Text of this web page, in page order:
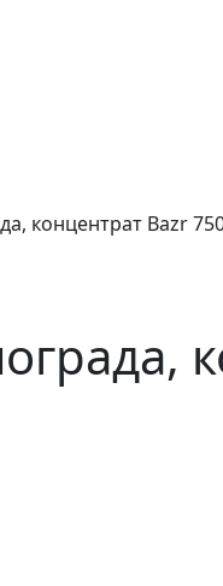
концентрат Bazr